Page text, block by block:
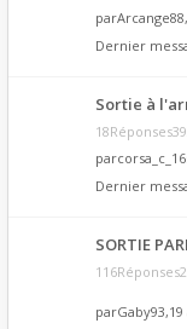
parArcange88
Dernier
Sortie à
par
Dernier
SORTIE
parGaby93,19